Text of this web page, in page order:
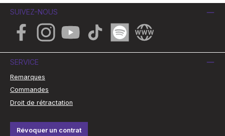
SUIVEZ-NOUS
FacebookInstagramYouTube TikTok Spotify Website
SERVICE
Remarques
Commandes
Droit de rétractation
Révoquer un contrat